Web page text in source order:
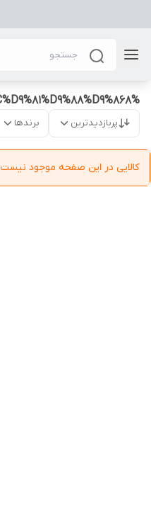
%D8%B4%D8%A7%D8%B1%DA%98%D8%B1%20%D8%A2%DB%8C%D9%81%D9%88%D9%868
پربازدیدترین برندها
کالایی در این صفحه موجود نیست